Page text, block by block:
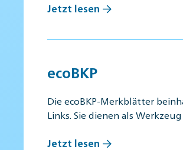
Jetzt lesen
ecoBKP
Die ecoBKP-Merkblätter
Links. Sie dienen als
Jetzt lesen